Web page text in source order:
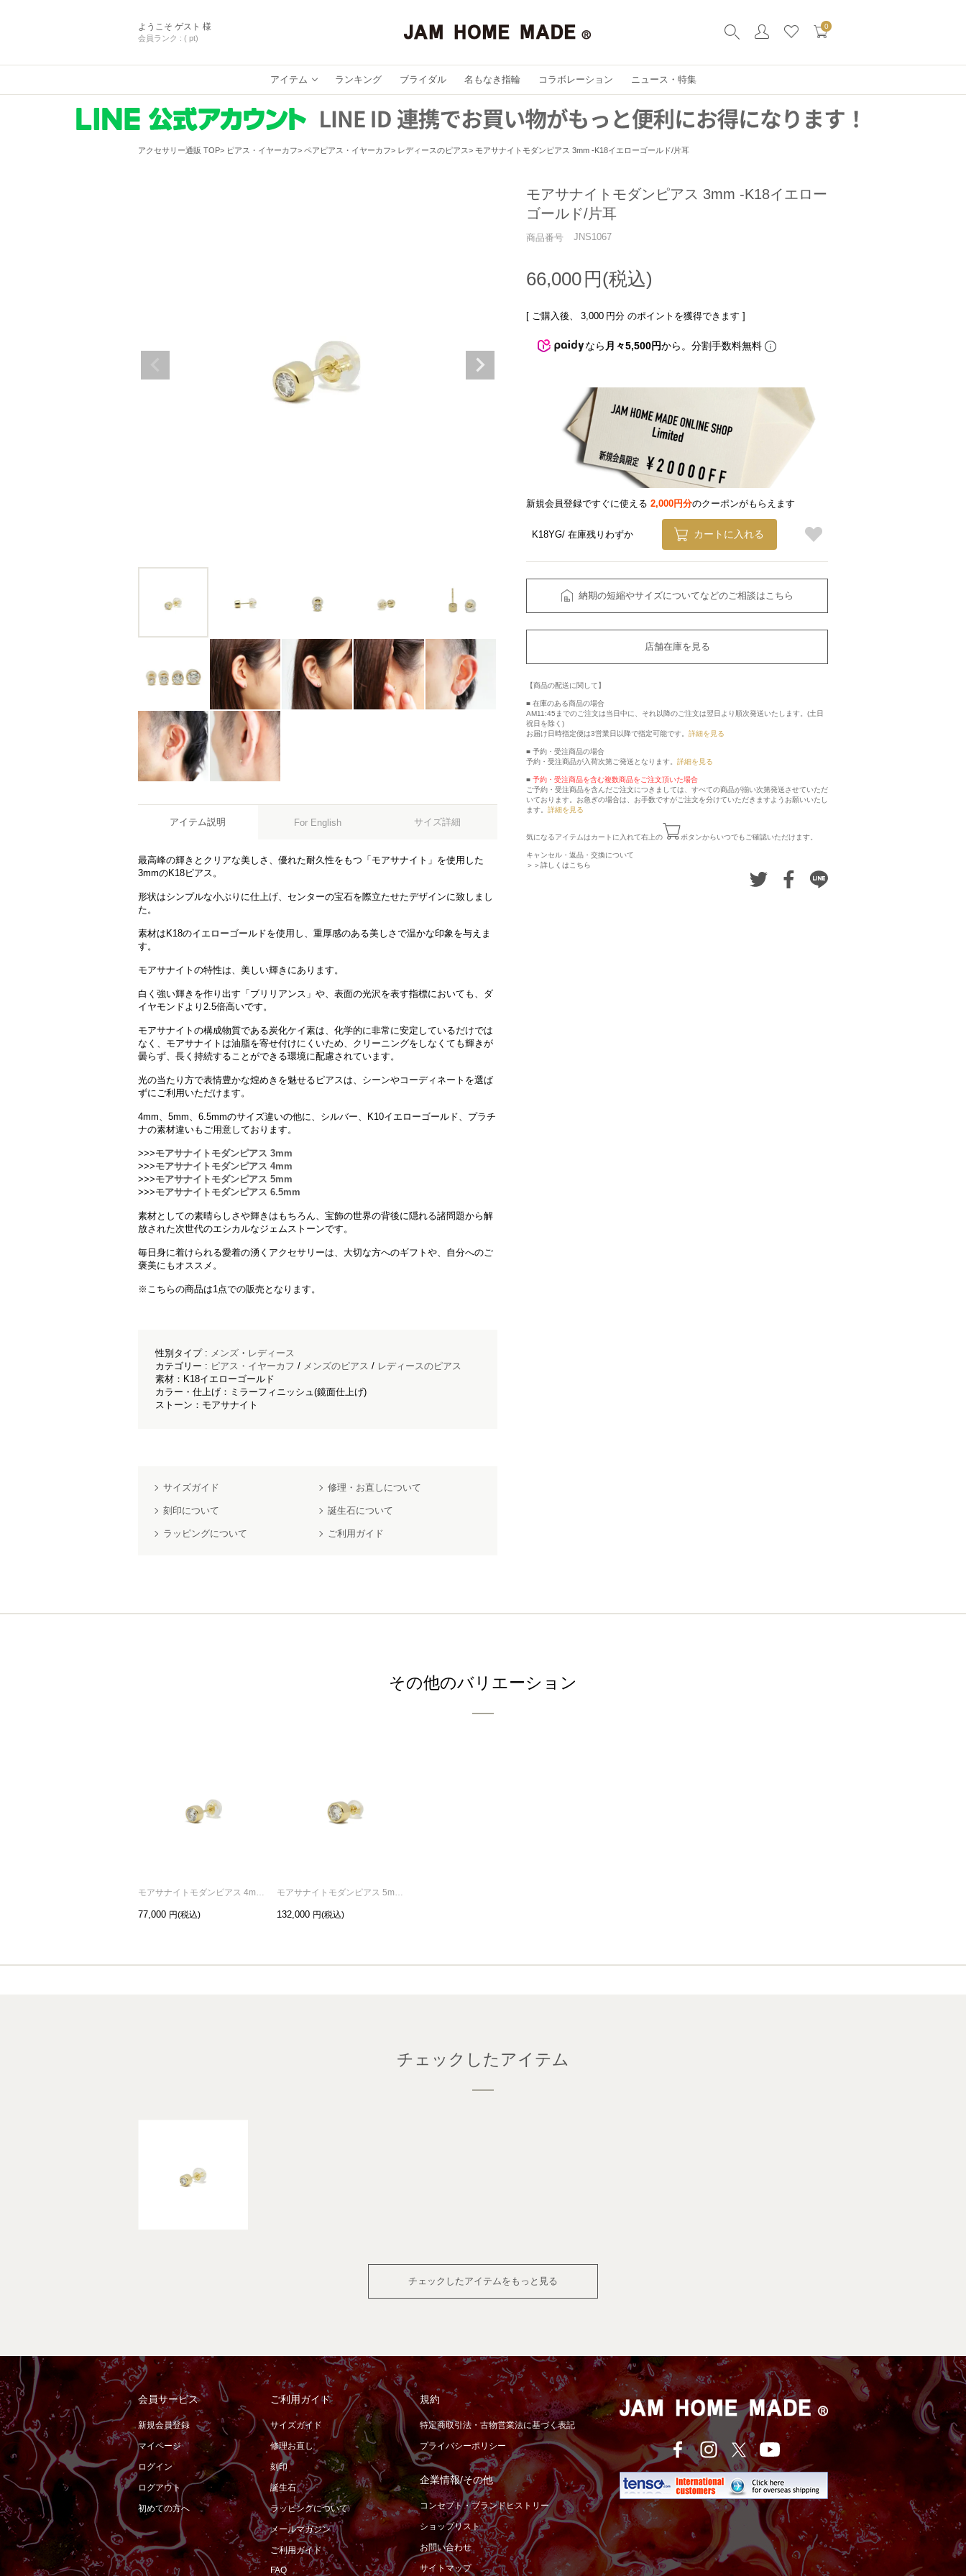
ようこそ ゲスト 様
会員ランク : ( pt)
0
アイテム ランキング ブライダル 名もなき指輪 コラボレーション ニュース・特集
アクセサリー通販 TOP ピアス・イヤーカフ ペアピアス・イヤーカフ レディースのピアス モアサナイトモダンピアス 3mm -K18イエローゴールド/片耳
アイテム説明 For English サイズ詳細
最高峰の輝きとクリアな美しさ、優れた耐久性をもつ「モアサナイト」を使用した
3mmのK18ピアス。
形状はシンプルな小ぶりに仕上げ、センターの宝石を際立たせたデザインに致しまし
た。
素材はK18のイエローゴールドを使用し、重厚感のある美しさで温かな印象を与えま
す。
モアサナイトの特性は、美しい輝きにあります。
白く強い輝きを作り出す「ブリリアンス」や、表面の光沢を表す指標においても、ダ
イヤモンドより2.5倍高いです。
モアサナイトの構成物質である炭化ケイ素は、化学的に非常に安定しているだけでは
なく、モアサナイトは油脂を寄せ付けにくいため、クリーニングをしなくても輝きが
曇らず、長く持続することができる環境に配慮されています。
光の当たり方で表情豊かな煌めきを魅せるピアスは、シーンやコーディネートを選ば
ずにご利用いただけます。
4mm、5mm、6.5mmのサイズ違いの他に、シルバー、K10イエローゴールド、プラチ
ナの素材違いもご用意しております。
>>>モアサナイトモダンピアス 3mm
>>>モアサナイトモダンピアス 4mm
>>>モアサナイトモダンピアス 5mm
>>>モアサナイトモダンピアス 6.5mm
素材としての素晴らしさや輝きはもちろん、宝飾の世界の背後に隠れる諸問題から解
放された次世代のエシカルなジェムストーンです。
毎日身に着けられる愛着の湧くアクセサリーは、大切な方へのギフトや、自分へのご
褒美にもオススメ。
※こちらの商品は1点での販売となります。
性別タイプ : メンズ ・ レディース
カテゴリー : ピアス・イヤーカフ / メンズのピアス / レディースのピアス
素材：K18イエローゴールド
カラー・仕上げ：ミラーフィニッシュ(鏡面仕上げ)
ストーン：モアサナイト
サイズガイド 修理・お直しについて
刻印について 誕生石について
ラッピングについて ご利用ガイド
モアサナイトモダンピアス 3mm -K18イエロー
ゴールド/片耳
商品番号 JNS1067
66,000
[ ご購入後、 3,000 円分 のポイントを獲得できます ]
なら 月々5,500円から。分割手数料無料
新規会員登録ですぐに使える 2,000円分のクーポンがもらえます
K18YG 在庫残りわずか カートに入れる
納期の短縮やサイズについてなどのご相談はこちら
店舗在庫を見る
【商品の配送に関して】
■ 在庫のある商品の場合
AM11:45までのご注文は当日中に、それ以降のご注文は翌日より順次発送いたします。(土日
祝日を除く)
お届け日時指定便は3営業日以降で指定可能です。 詳細を見る
■ 予約・受注商品の場合
予約・受注商品が入荷次第ご発送となります。 詳細を見る
■ 予約・受注商品を含む複数商品をご注文頂いた場合
ご予約・受注商品を含んだご注文につきましては、すべての商品が揃い次第発送させていただ
いております。お急ぎの場合は、お手数ですがご注文を分けていただきますようお願いいたし
ます。 詳細を見る
気になるアイテムはカートに入れて右上の ボタンからいつでもご確認いただけます。
キャンセル・返品・交換について
＞＞詳しくはこちら
その他のバリエーション
モアサナイトモダンピアス 4mm -K18イエローゴールド/片耳
77,000
モアサナイトモダンピアス 5mm -K18イエローゴールド/片耳
132,000
チェックしたアイテム
チェックしたアイテムをもっと見る
会員サービス
新規会員登録
マイページ
ログイン
ログアウト
初めての方へ
ご利用ガイド
サイズガイド
修理お直し
刻印
誕生石
ラッピングについて
メールマガジン
ご利用ガイド
FAQ
規約
特定商取引法・古物営業法に基づく表記
プライバシーポリシー
企業情報/その他
コンセプト・ブランドヒストリー
ショップリスト
お問い合わせ
サイトマップ